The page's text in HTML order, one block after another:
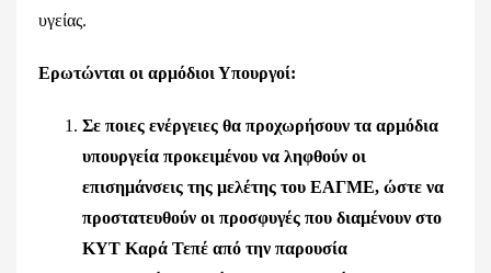
υγείας.
Ερωτώνται οι αρμόδιοι Υπουργοί:
Σε ποιες ενέργειες θα προχωρήσουν τα αρμόδια
υπουργεία προκειμένου να ληφθούν οι
επισημάνσεις της μελέτης του ΕΑΓΜΕ, ώστε να
προστατευθούν οι προσφυγές που διαμένουν στο
ΚΥΤ Καρά Τεπέ από την παρουσία